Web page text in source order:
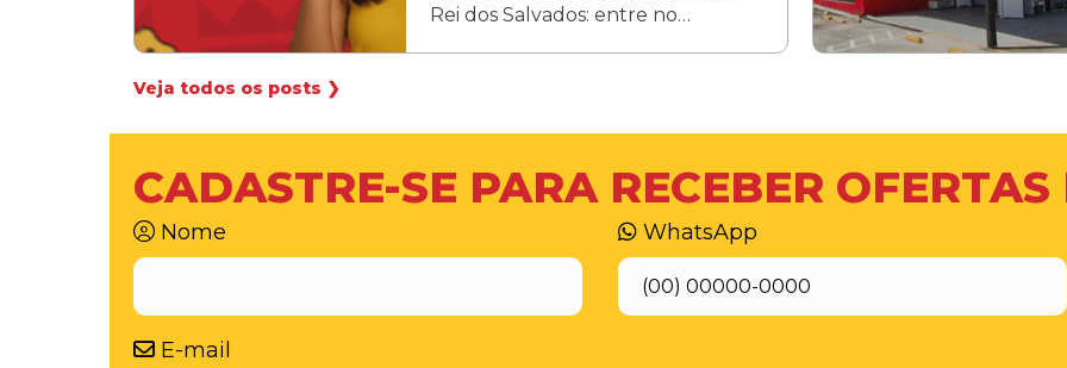
Rei dos Salvados: entre no…
Veja todos os posts ❯
CADASTRE-SE PARA RECEBER
Nome WhatsApp
E-mail